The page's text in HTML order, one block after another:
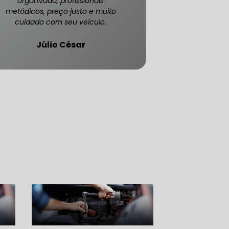
metódicos, preço justo e muito
cuidado com seu veículo.
Júlio César